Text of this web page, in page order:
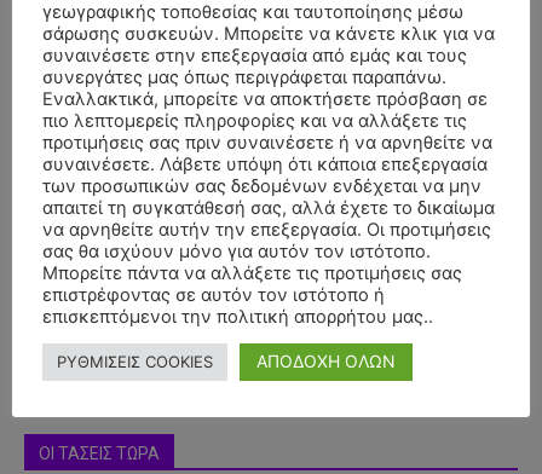
- Advertisment -
ΟΙ ΤΑΣΕΙΣ ΤΩΡΑ
γεωγραφικής τοποθεσίας και ταυτοποίησης μέσω
σάρωσης συσκευών. Μπορείτε να κάνετε κλικ για να
συναινέσετε στην επεξεργασία από εμάς και τους
συνεργάτες μας όπως περιγράφεται παραπάνω.
Εναλλακτικά, μπορείτε να αποκτήσετε πρόσβαση σε
πιο λεπτομερείς πληροφορίες και να αλλάξετε τις
προτιμήσεις σας πριν συναινέσετε ή να αρνηθείτε να
συναινέσετε. Λάβετε υπόψη ότι κάποια επεξεργασία
των προσωπικών σας δεδομένων ενδέχεται να μην
απαιτεί τη συγκατάθεσή σας, αλλά έχετε το δικαίωμα
να αρνηθείτε αυτήν την επεξεργασία. Οι προτιμήσεις
σας θα ισχύουν μόνο για αυτόν τον ιστότοπο.
Μπορείτε πάντα να αλλάξετε τις προτιμήσεις σας
επιστρέφοντας σε αυτόν τον ιστότοπο ή
επισκεπτόμενοι την πολιτική απορρήτου μας..
ΡΥΘΜΙΣΕΙΣ COOKIES ΑΠΟΔΟΧΗ ΟΛΩΝ